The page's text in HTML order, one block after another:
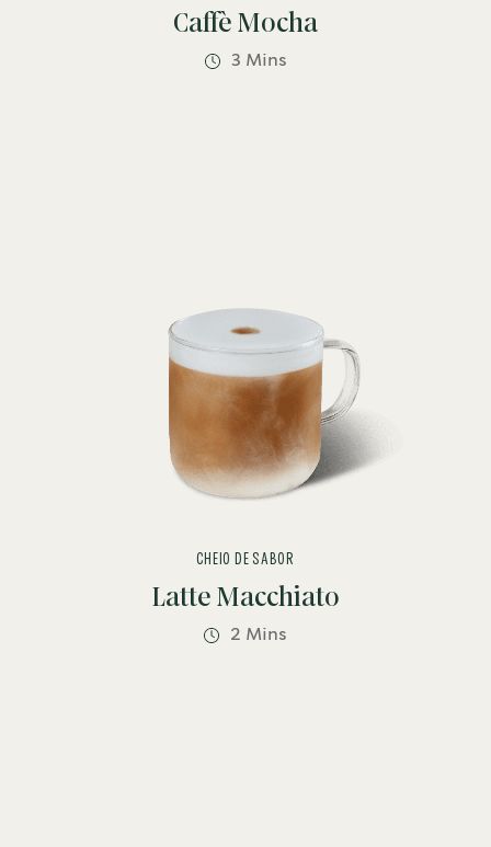
Caffè Mocha
3 Mins
Latte Macchiato
CHEIO DE SABOR
2 Mins